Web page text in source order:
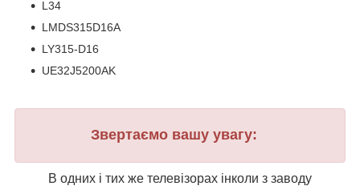
L34
LMDS315D16A
LY315-D16
UE32J5200AK
Звертаємо вашу увагу:
В одних і тих же телевізорах інколи з заводу